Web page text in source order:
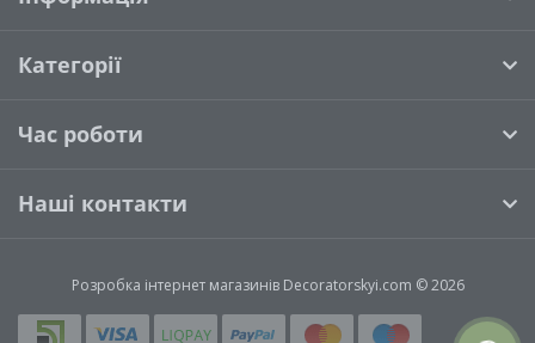
Категорії
Час роботи
Наші контакти
Розробка інтернет магазинівDecoratorskyi.com © 2026